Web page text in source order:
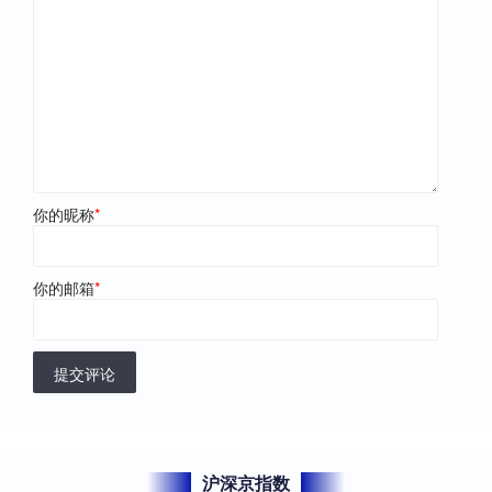
你的昵称*
你的邮箱*
提交评论
沪深京指数